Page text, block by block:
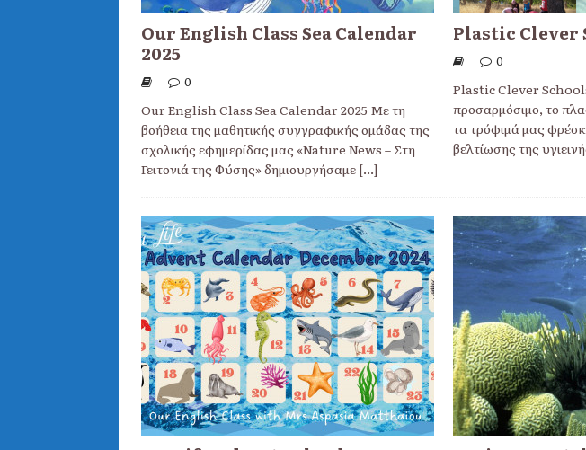
Our English Class Sea Calendar
2025
0
Our English Class Sea Calendar 2025 Με τη
βοήθεια της μαθητικής συγγραφικής ομάδας της
σχολικής εφημερίδας μας «Nature News – Στη
Γειτονιά της Φύσης» δημιουργήσαμε [...]
Plastic Clever
0
Plastic Clever
προσαρμόσιμο, το
τα τρόφιμά μας
βελτίωσης της